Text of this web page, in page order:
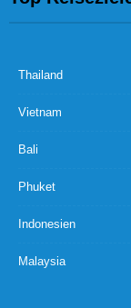
Thailand
Vietnam
Bali
Phuket
Indonesien
Malaysia